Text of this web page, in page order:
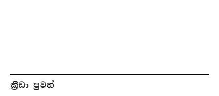
ක්‍රීඩා පුවත්